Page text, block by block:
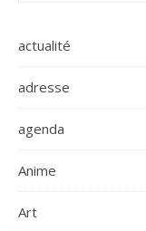
actualité
adresse
agenda
Anime
Art